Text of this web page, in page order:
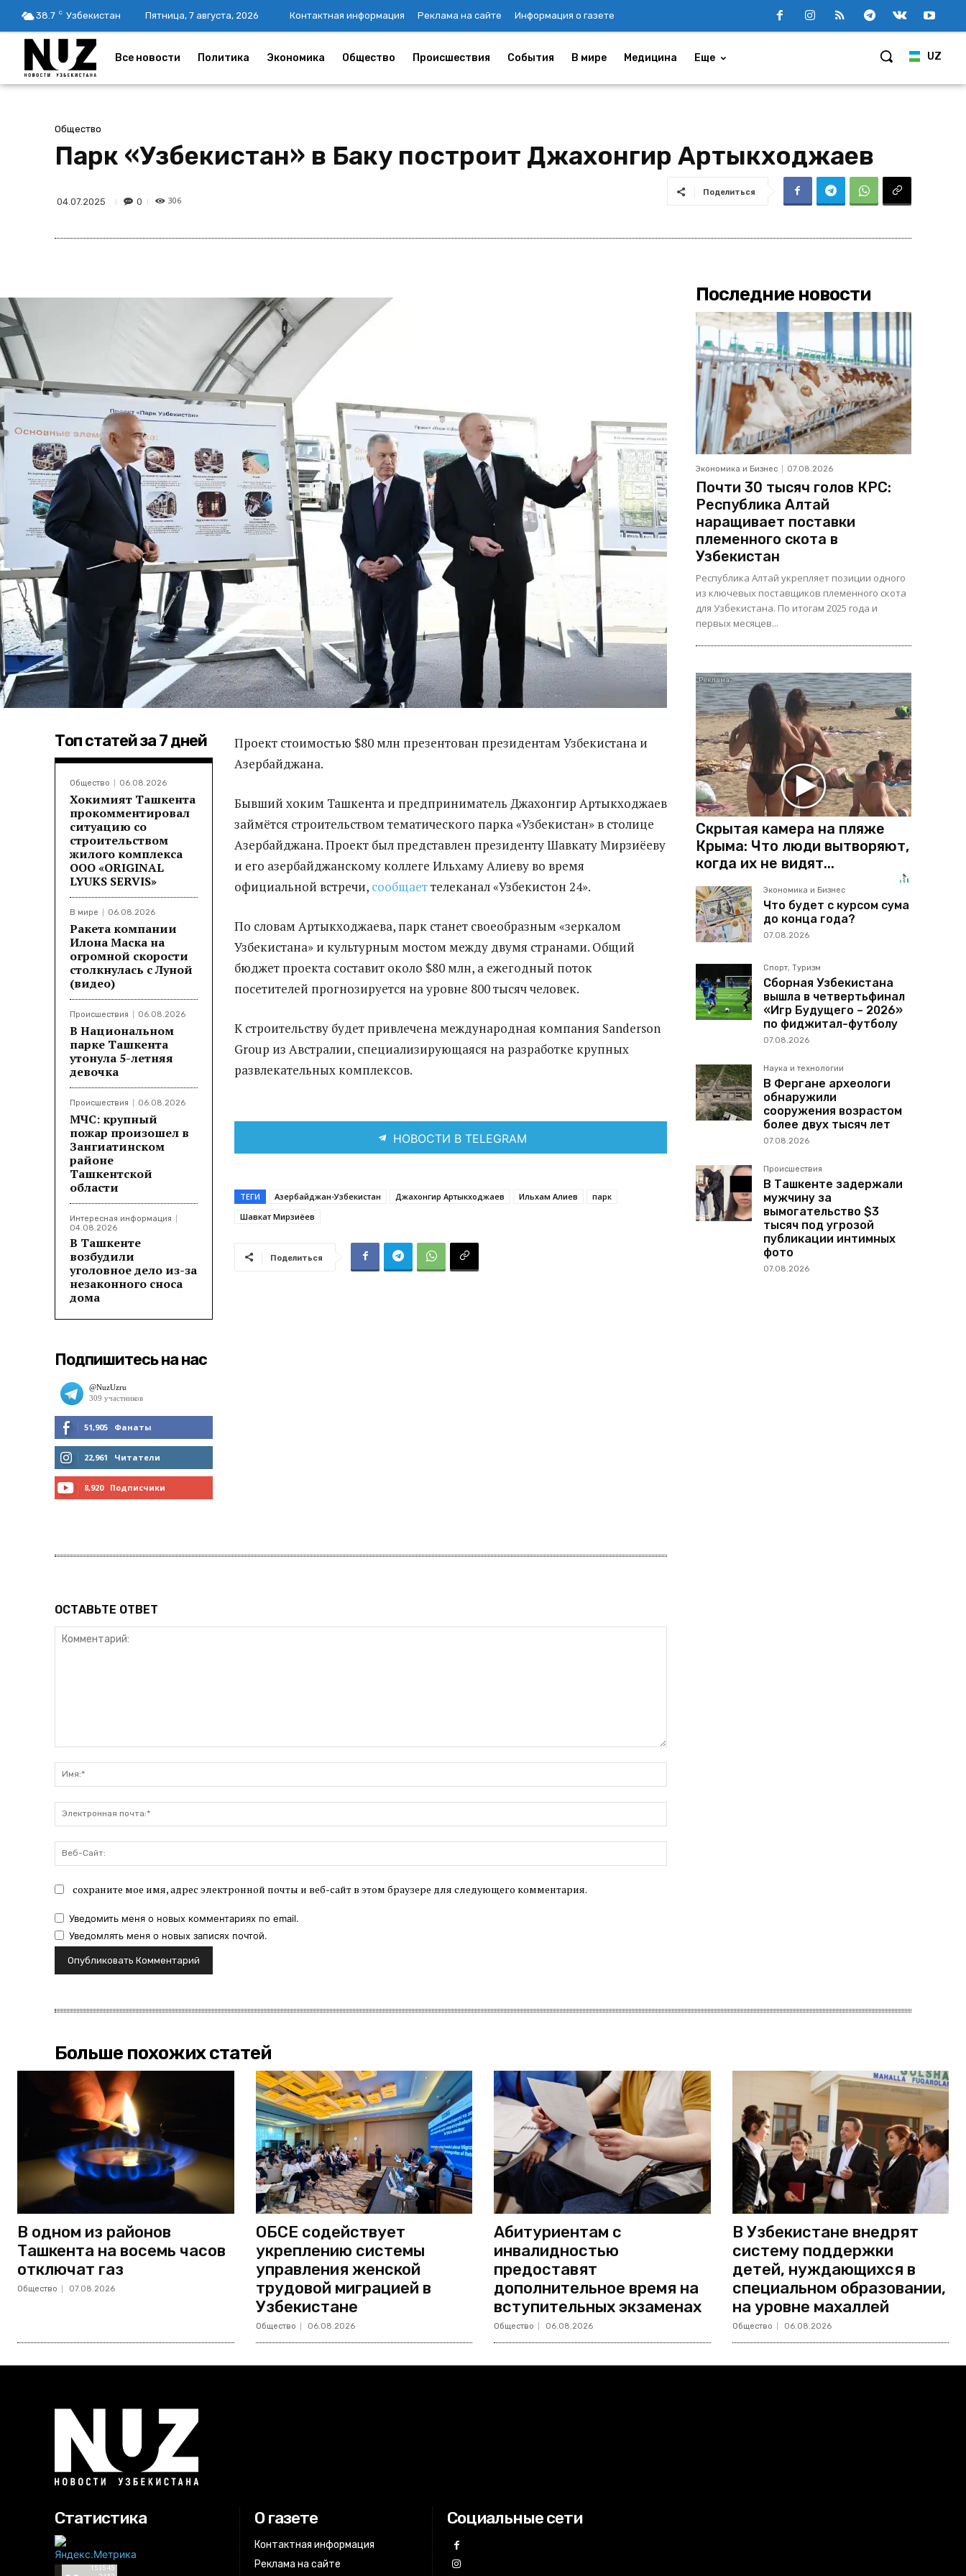
38.7 C Узбекистан Пятница, 7 августа, 2026 Контактная информация Реклама на сайте Информация о газете
UZ
Все новости Политика Экономика Общество Происшествия События В мире Медицина Еще
Общество
Парк «Узбекистан» в Баку построит Джахонгир Артыкходжаев
04.07.2025 0 306
Поделиться
Топ статей за 7 дней
Общество 06.08.2026
Хокимият Ташкента
прокомментировал
ситуацию со
строительством
жилого комплекса
ООО «ORIGINAL
LYUKS SERVIS»
В мире 06.08.2026
Ракета компании
Илона Маска на
огромной скорости
столкнулась с Луной
(видео)
Происшествия 06.08.2026
В Национальном
парке Ташкента
утонула 5-летняя
девочка
Происшествия 06.08.2026
МЧС: крупный
пожар произошел в
Зангиатинском
районе
Ташкентской
области
Интересная информация
04.08.2026
В Ташкенте
возбудили
уголовное дело из-за
незаконного сноса
дома
Подпишитесь на нас
51,905 Фанаты
МНЕ НРАВИТСЯ
22,961 Читатели
8,920 Подписчики
Проект стоимостью $80 млн презентован президентам Узбекистана и
Азербайджана.
Бывший хоким Ташкента и предприниматель Джахонгир Артыкходжаев
займётся строительством тематического парка «Узбекистан» в столице
Азербайджана. Проект был представлен президенту Шавкату Мирзиёеву
и его азербайджанскому коллеге Ильхаму Алиеву во время
официальной встречи, сообщаеттелеканал «Узбекистон 24».
По словам Артыкходжаева, парк станет своеобразным «зеркалом
Узбекистана» и культурным мостом между двумя странами. Общий
бюджет проекта составит около $80 млн, а ежегодный поток
посетителей прогнозируется на уровне 800 тысяч человек.
К строительству будет привлечена международная компания Sanderson
Group из Австралии, специализирующаяся на разработке крупных
развлекательных комплексов.
НОВОСТИ В TELEGRAM
ТЕГИ Азербайджан-Узбекистан Джахонгир Артыкходжаев Ильхам Алиев
парк
Шавкат Мирзиёев
Поделиться
ОСТАВЬТЕ ОТВЕТ
почта:*
Сайт:
сохраните мое имя, адрес электронной почты и веб-сайт в этом браузере для следующего комментария.
Уведомить меня о новых комментариях по email.
Уведомлять меня о новых записях почтой.
Последние новости
Экономика и Бизнес 07.08.2026
Почти 30 тысяч голов КРС:
Республика Алтай
наращивает поставки
племенного скота в
Узбекистан
Республика Алтай укрепляет позиции одного
из ключевых поставщиков племенного скота
для Узбекистана. По итогам 2025 года и
первых месяцев...
Скрытая камера на пляже
Крыма: Что люди вытворяют,
когда их не видят...
Экономика и Бизнес
Что будет с курсом сума
до конца года?
07.08.2026
Спорт, Туризм
Сборная Узбекистана
вышла в четвертьфинал
«Игр Будущего – 2026»
по фиджитал-футболу
07.08.2026
Наука и технологии
В Фергане археологи
обнаружили
сооружения возрастом
более двух тысяч лет
07.08.2026
Происшествия
В Ташкенте задержали
мужчину за
вымогательство $3
тысяч под угрозой
публикации интимных
фото
07.08.2026
Больше похожих статей
В одном из районов
Ташкента на восемь часов
отключат газ
Общество 07.08.2026
ОБСЕ содействует
укреплению системы
управления женской
трудовой миграцией в
Узбекистане
Общество 06.08.2026
Абитуриентам с
инвалидностью
предоставят
дополнительное время на
вступительных экзаменах
Общество 06.08.2026
В Узбекистане внедрят
систему поддержки
детей, нуждающихся в
специальном образовании,
на уровне махаллей
Общество 06.08.2026
Статистика О газете
Контактная информация
Реклама на сайте
Социальные сети